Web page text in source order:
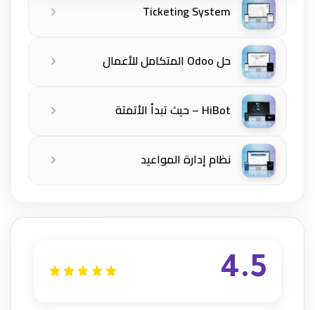
Ticketing System
حل Odoo المتكامل للأعمال
HiBot – حيث تبدأ الأتمتة
نظام إدارة المواعيد
4.5